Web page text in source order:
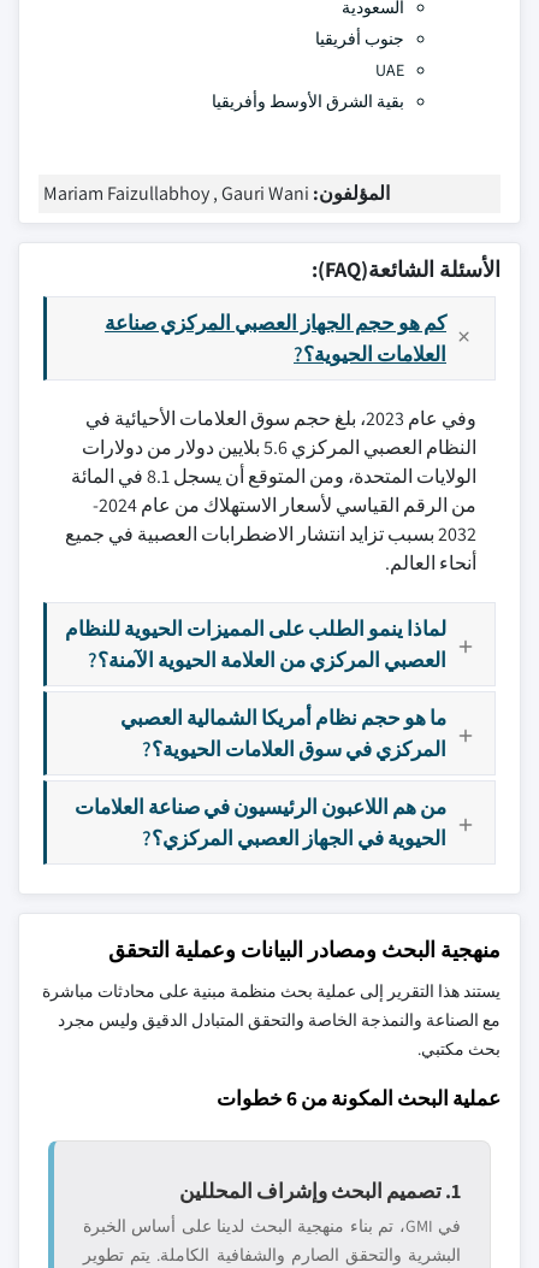
السعودية
جنوب أفريقيا
UAE
بقية الشرق الأوسط وأفريقيا
المؤلفون: Mariam Faizullabhoy , Gauri Wani
الأسئلة الشائعة(FAQ):
كم هو حجم الجهاز العصبي المركزي صناعة
العلامات الحيوية؟?
وفي عام 2023، بلغ حجم سوق العلامات الأحيائية في
النظام العصبي المركزي 5.6 بلايين دولار من دولارات
الولايات المتحدة، ومن المتوقع أن يسجل 8.1 في المائة
من الرقم القياسي لأسعار الاستهلاك من عام 2024-
2032 بسبب تزايد انتشار الاضطرابات العصبية في جميع
أنحاء العالم.
لماذا ينمو الطلب على المميزات الحيوية للنظام
العصبي المركزي من العلامة الحيوية الآمنة؟?
ما هو حجم نظام أمريكا الشمالية العصبي
المركزي في سوق العلامات الحيوية؟?
من هم اللاعبون الرئيسيون في صناعة العلامات
الحيوية في الجهاز العصبي المركزي؟?
منهجية البحث ومصادر البيانات وعملية التحقق
يستند هذا التقرير إلى عملية بحث منظمة مبنية على محادثات مباشرة
مع الصناعة والنمذجة الخاصة والتحقق المتبادل الدقيق وليس مجرد
بحث مكتبي.
عملية البحث المكونة من 6 خطوات
1. تصميم البحث وإشراف المحللين
في GMI، تم بناء منهجية البحث لدينا على أساس الخبرة
البشرية والتحقق الصارم والشفافية الكاملة. يتم تطوير